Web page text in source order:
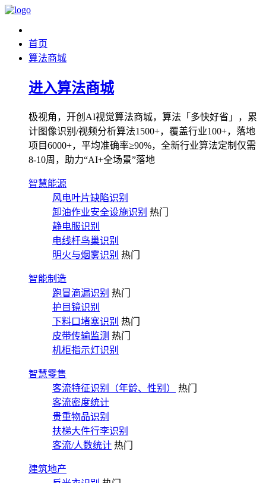
首页
算法商城
进入算法商城
极视角，开创AI视觉算法商城，算法「多快好省」，累
计图像识别/视频分析算法1500+，覆盖行业100+，落地
项目6000+，平均准确率≥90%，全新行业算法定制仅需
8-10周，助力“AI+全场景”落地
智慧能源
风电叶片缺陷识别
卸油作业安全设施识别 热门
静电服识别
电线杆鸟巢识别
明火与烟雾识别 热门
智能制造
跑冒滴漏识别 热门
护目镜识别
下料口堵塞识别 热门
皮带传输监测 热门
机柜指示灯识别
智慧零售
客流特征识别（年龄、性别）
热门
客流密度统计
贵重物品识别
扶梯大件行李识别
客流/人数统计 热门
建筑地产